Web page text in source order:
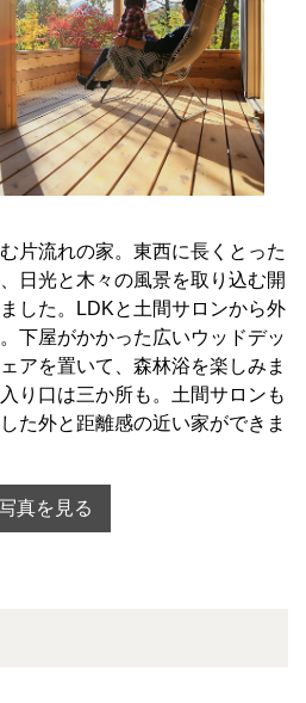
片流れの家。東西に長くとった
日光と木々の風景を取り込む開
した。LDKと土間サロンから外
下屋がかかった広いウッドデッ
アを置いて、森林浴を楽しみま
り口は三か所も。土間サロンも
た外と距離感の近い家ができま
真を見る